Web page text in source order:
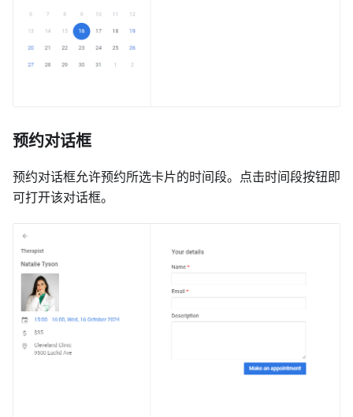
预约对话框
预约对话框允许预约所选卡片的时间段。点击时间段按钮即
可打开该对话框。